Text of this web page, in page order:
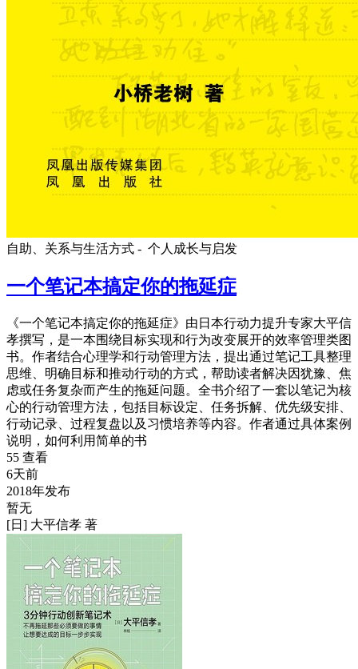
自助、关系与生活方式 - 个人成长与启发
一个笔记本搞定你的拖延症
《一个笔记本搞定你的拖延症》由日本行动力提升专家大平信
孝撰写，是一本围绕目标实现和行为改变展开的效率管理类图
书。作者结合心理学和行动管理方法，提出通过笔记工具整理
思维、明确目标和推动行动的方式，帮助读者解决因犹豫、焦
虑或任务复杂而产生的拖延问题。全书介绍了一套以笔记为核
心的行动管理方法，包括目标设定、任务拆解、优先级安排、
行动记录、过程复盘以及习惯培养等内容。作者通过具体案例
说明，如何利用简单的书
55 查看
6天前
2018年发布
暂无
[日] 大平信孝 著